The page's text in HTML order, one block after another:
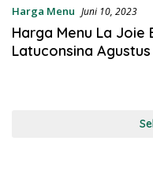
Harga Menu Juni 10, 2023
Harga Menu La Joie
Latuconsina